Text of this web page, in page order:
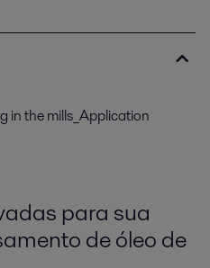
in the mills_Application
para sua
de óleo de